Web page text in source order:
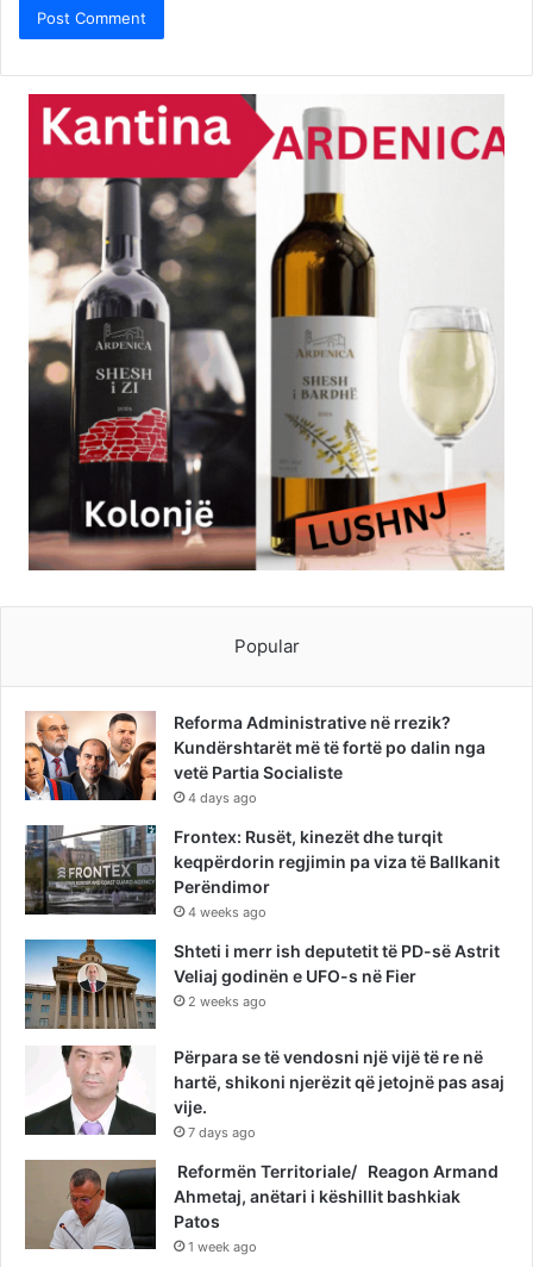
Popular
Reforma Administrative në rrezik?
Kundërshtarët më të fortë po dalin nga
vetë Partia Socialiste
4 days ago
Frontex: Rusët, kinezët dhe turqit
keqpërdorin regjimin pa viza të Ballkanit
Perëndimor
4 weeks ago
Shteti i merr ish deputetit të PD-së Astrit
Veliaj godinën e UFO-s në Fier
2 weeks ago
Përpara se të vendosni një vijë të re në
hartë, shikoni njerëzit që jetojnë pas asaj
vije.
7 days ago
Reformën Territoriale/ Reagon Armand
Ahmetaj, anëtari i këshillit bashkiak
Patos
1 week ago